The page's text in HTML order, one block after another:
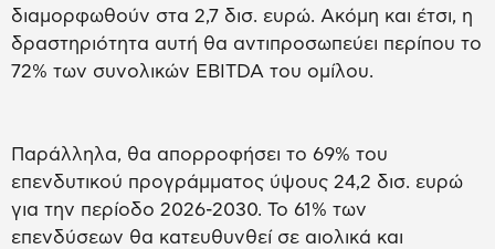
διαμορφωθούν στα 2,7 δισ. ευρώ. Ακόμη και έτσι, η
δραστηριότητα αυτή θα αντιπροσωπεύει περίπου το
72% των συνολικών EBITDA του ομίλου.
Παράλληλα, θα απορροφήσει το 69% του
επενδυτικού προγράμματος ύψους 24,2 δισ. ευρώ
για την περίοδο 2026-2030. Το 61% των
επενδύσεων θα κατευθυνθεί σε αιολικά και